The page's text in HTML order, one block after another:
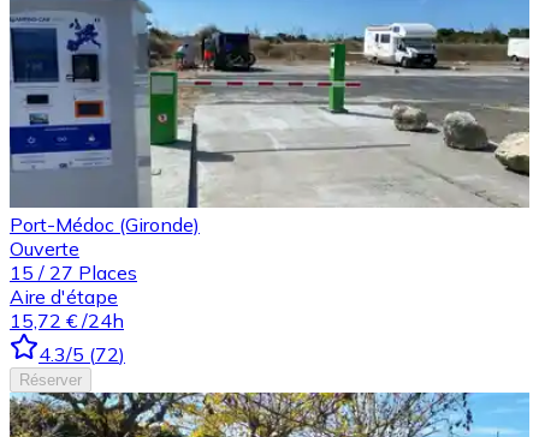
Port-Médoc (Gironde)
Ouverte
15 / 27 Places
Aire d'étape
15,72 € /24h
4.3/5 (72)
Réserver